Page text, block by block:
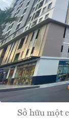
Sở hữu một